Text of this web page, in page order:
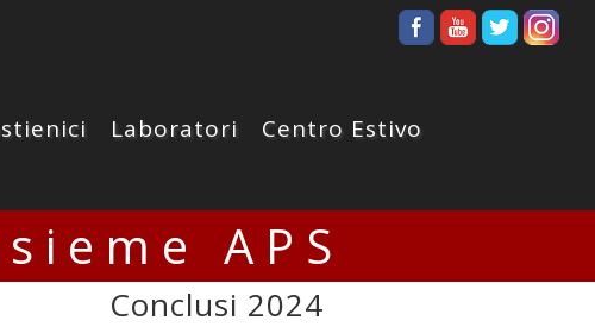
Laboratori
Centro Estivo
APS
Conclusi 2024